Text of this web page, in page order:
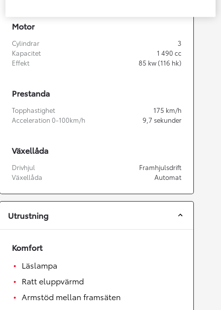
Motor
Cylindrar
3
Kapacitet
1 490 cc
Effekt
85 kw (116 hk)
Prestanda
Topphastighet 175 km/h
Acceleration 0-100km/h
9,7 sekunder
Växellåda
Drivhjul
Framhjulsdrift
Växellåda
Automat
Utrustning
Komfort
Läslampa
Ratt eluppvärmd
Armstöd mellan framsäten